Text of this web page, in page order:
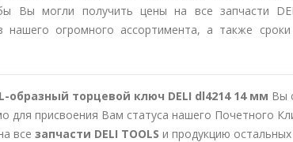
Вы могли получить цены на все запчасти
нашего огромного ассортимента, а также
L-образный торцевой ключ DELI dl4214 14 мм Вы
для присвоения Вам статуса нашего Почетного
все запчасти DELI TOOLS и продукцию остальных